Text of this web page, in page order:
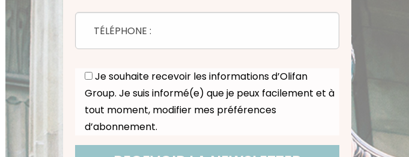
Je souhaite recevoir les informations d’Olifan
Group. Je suis informé(e) que je peux facilement et à
tout moment, modifier mes préférences
d’abonnement.